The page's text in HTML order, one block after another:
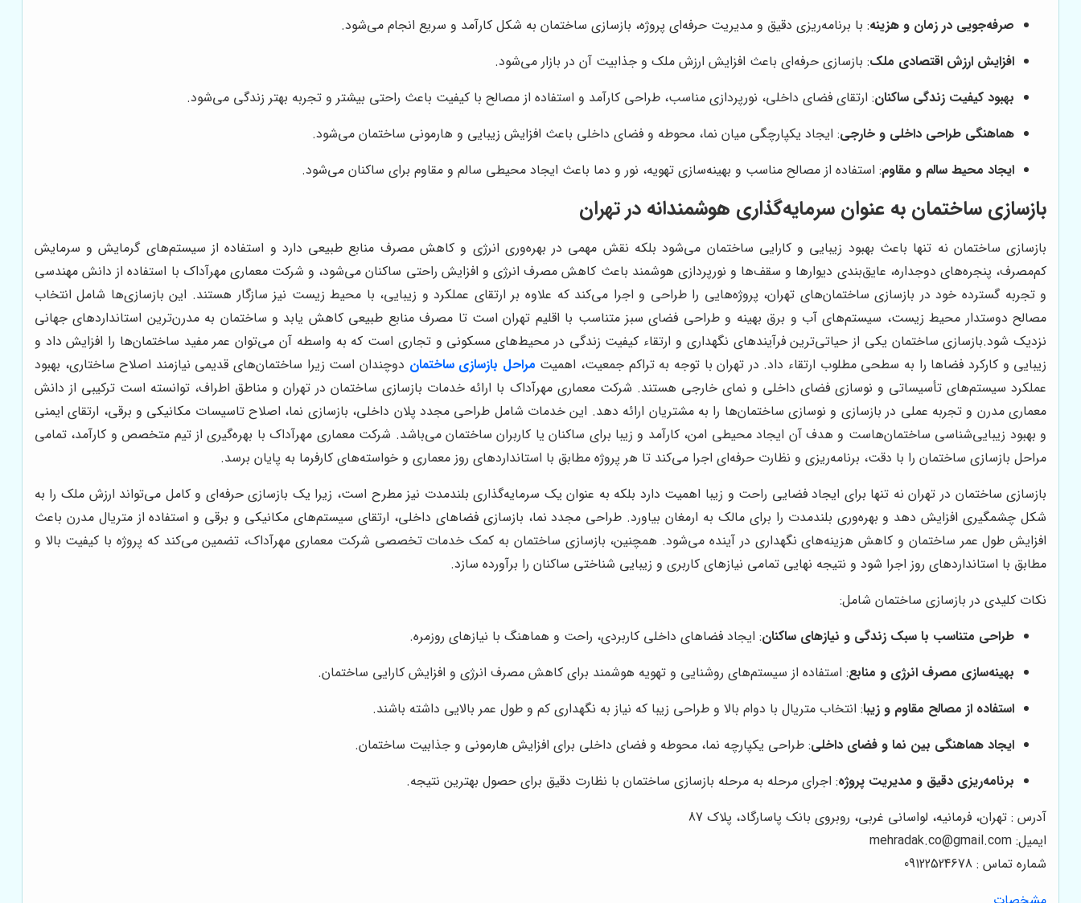
صرفه‌جویی در زمان و هزینه: با برنامه‌ریزی دقیق و مدیریت حرفه‌ای پروژه، بازسازی ساختمان به شکل کارآمد و سریع انجام می‌شود.
افزایش ارزش اقتصادی ملک: بازسازی حرفه‌ای باعث افزایش ارزش ملک و جذابیت آن در بازار می‌شود.
بهبود کیفیت زندگی ساکنان: ارتقای فضای داخلی، نورپردازی مناسب، طراحی کارآمد و استفاده از مصالح با کیفیت باعث راحتی بیشتر و تجربه بهتر زندگی می‌شود.
هماهنگی طراحی داخلی و خارجی: ایجاد یکپارچگی میان نما، محوطه و فضای داخلی باعث افزایش زیبایی و هارمونی ساختمان می‌شود.
ایجاد محیط سالم و مقاوم: استفاده از مصالح مناسب و بهینه‌سازی تهویه، نور و دما باعث ایجاد محیطی سالم و مقاوم برای ساکنان می‌شود.
بازسازی ساختمان به عنوان سرمایه‌گذاری هوشمندانه در تهران
بازسازی ساختمان نه تنها باعث بهبود زیبایی و کارایی ساختمان می‌شود بلکه نقش مهمی در بهره‌وری انرژی و کاهش مصرف منابع طبیعی دارد و استفاده از سیستم‌های گرمایش و سرمایش
کم‌مصرف، پنجره‌های دوجداره، عایق‌بندی دیوارها و سقف‌ها و نورپردازی هوشمند باعث کاهش مصرف انرژی و افزایش راحتی ساکنان می‌شود، و شرکت معماری مهرآداک با استفاده از دانش مهندسی
و تجربه گسترده خود در بازسازی ساختمان‌های تهران، پروژه‌هایی را طراحی و اجرا می‌کند که علاوه بر ارتقای عملکرد و زیبایی، با محیط زیست نیز سازگار هستند. این بازسازی‌ها شامل انتخاب
مصالح دوستدار محیط زیست، سیستم‌های آب و برق بهینه و طراحی فضای سبز متناسب با اقلیم تهران است تا مصرف منابع طبیعی کاهش یابد و ساختمان به مدرن‌ترین استانداردهای جهانی
نزدیک شود.بازسازی ساختمان یکی از حیاتی‌ترین فرآیندهای نگهداری و ارتقاء کیفیت زندگی در محیط‌های مسکونی و تجاری است که به واسطه آن می‌توان عمر مفید ساختمان‌ها را افزایش داد و
زیبایی و کارکرد فضاها را به سطحی مطلوب ارتقاء داد. در تهران با توجه به تراکم جمعیت، اهمیت مراحل بازسازی ساختمان دوچندان است زیرا ساختمان‌های قدیمی نیازمند اصلاح ساختاری، بهبود
عملکرد سیستم‌های تأسیساتی و نوسازی فضای داخلی و نمای خارجی هستند. شرکت معماری مهرآداک با ارائه خدمات بازسازی ساختمان در تهران و مناطق اطراف، توانسته است ترکیبی از دانش
معماری مدرن و تجربه عملی در بازسازی و نوسازی ساختمان‌ها را به مشتریان ارائه دهد. این خدمات شامل طراحی مجدد پلان داخلی، بازسازی نما، اصلاح تاسیسات مکانیکی و برقی، ارتقای ایمنی
و بهبود زیبایی‌شناسی ساختمان‌هاست و هدف آن ایجاد محیطی امن، کارآمد و زیبا برای ساکنان یا کاربران ساختمان می‌باشد. شرکت معماری مهرآداک با بهره‌گیری از تیم متخصص و کارآمد، تمامی
مراحل بازسازی ساختمان را با دقت، برنامه‌ریزی و نظارت حرفه‌ای اجرا می‌کند تا هر پروژه مطابق با استانداردهای روز معماری و خواسته‌های کارفرما به پایان برسد.
بازسازی ساختمان در تهران نه تنها برای ایجاد فضایی راحت و زیبا اهمیت دارد بلکه به عنوان یک سرمایه‌گذاری بلندمدت نیز مطرح است، زیرا یک بازسازی حرفه‌ای و کامل می‌تواند ارزش ملک را به
شکل چشمگیری افزایش دهد و بهره‌وری بلندمدت را برای مالک به ارمغان بیاورد. طراحی مجدد نما، بازسازی فضاهای داخلی، ارتقای سیستم‌های مکانیکی و برقی و استفاده از متریال مدرن باعث
افزایش طول عمر ساختمان و کاهش هزینه‌های نگهداری در آینده می‌شود. همچنین، بازسازی ساختمان به کمک خدمات تخصصی شرکت معماری مهرآداک، تضمین می‌کند که پروژه با کیفیت بالا و
مطابق با استانداردهای روز اجرا شود و نتیجه نهایی تمامی نیازهای کاربری و زیبایی شناختی ساکنان را برآورده سازد.
نکات کلیدی در بازسازی ساختمان شامل:
طراحی متناسب با سبک زندگی و نیازهای ساکنان: ایجاد فضاهای داخلی کاربردی، راحت و هماهنگ با نیازهای روزمره.
بهینه‌سازی مصرف انرژی و منابع: استفاده از سیستم‌های روشنایی و تهویه هوشمند برای کاهش مصرف انرژی و افزایش کارایی ساختمان.
استفاده از مصالح مقاوم و زیبا: انتخاب متریال با دوام بالا و طراحی زیبا که نیاز به نگهداری کم و طول عمر بالایی داشته باشند.
ایجاد هماهنگی بین نما و فضای داخلی: طراحی یکپارچه نما، محوطه و فضای داخلی برای افزایش هارمونی و جذابیت ساختمان.
برنامه‌ریزی دقیق و مدیریت پروژه: اجرای مرحله به مرحله بازسازی ساختمان با نظارت دقیق برای حصول بهترین نتیجه.
آدرس : تهران، فرمانیه، لواسانی غربی، روبروی بانک پاسارگاد، پلاک 87
ایمیل: mehradak.co@gmail.com
شماره تماس : 09122524678